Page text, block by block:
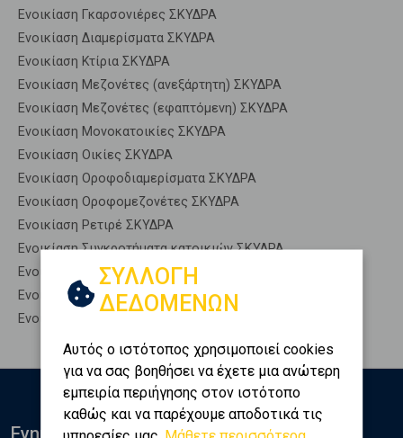
Ενοικίαση Γκαρσονιέρες ΣΚΥΔΡΑ
Ενοικίαση Διαμερίσματα ΣΚΥΔΡΑ
Ενοικίαση Κτίρια ΣΚΥΔΡΑ
Ενοικίαση Μεζονέτες (ανεξάρτητη) ΣΚΥΔΡΑ
Ενοικίαση Μεζονέτες (εφαπτόμενη) ΣΚΥΔΡΑ
Ενοικίαση Μονοκατοικίες ΣΚΥΔΡΑ
Ενοικίαση Οικίες ΣΚΥΔΡΑ
Ενοικίαση Οροφοδιαμερίσματα ΣΚΥΔΡΑ
Ενοικίαση Οροφομεζονέτες ΣΚΥΔΡΑ
Ενοικίαση Ρετιρέ ΣΚΥΔΡΑ
Ενοικίαση Συγκροτήματα κατοικιών ΣΚΥΔΡΑ
Ενοικίαση Υπόγεια ΣΚΥΔΡΑ
Ενοικίαση Υπόσκαφα ΣΚΥΔΡΑ
Ενοικίαση Υπολ. υψουν ΣΚΥΔΡΑ
ΣΥΛΛΟΓΗ
ΔΕΔΟΜΕΝΩΝ
Αυτός ο ιστότοπος χρησιμοποιεί cookies
για να σας βοηθήσει να έχετε μια ανώτερη
εμπειρία περιήγησης στον ιστότοπο
καθώς και να παρέχουμε αποδοτικά τις
Ενημερωθείτε